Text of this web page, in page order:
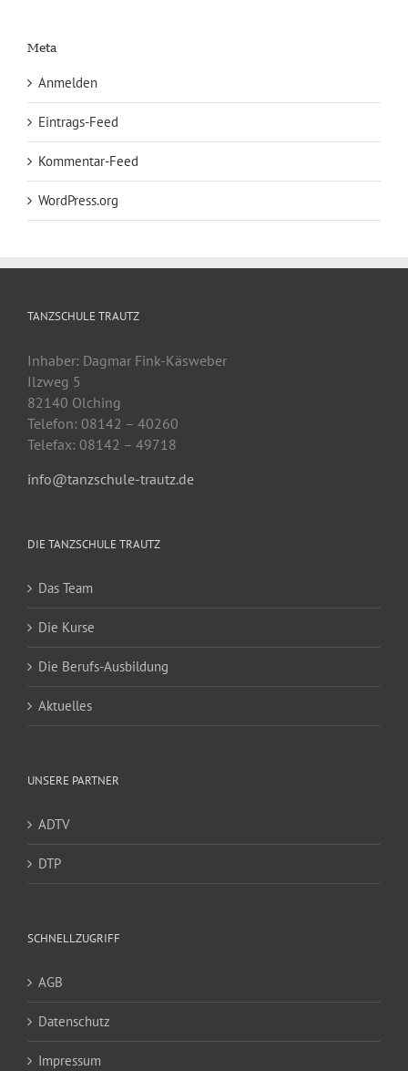
Meta
Anmelden
Eintrags-Feed
Kommentar-Feed
WordPress.org
TANZSCHULE TRAUTZ
Inhaber: Dagmar Fink-Käsweber
Ilzweg 5
82140 Olching
Telefon: 08142 – 40260
Telefax: 08142 – 49718
info@tanzschule-trautz.de
DIE TANZSCHULE TRAUTZ
Das Team
Die Kurse
Die Berufs-Ausbildung
Aktuelles
UNSERE PARTNER
ADTV
DTP
SCHNELLZUGRIFF
AGB
Datenschutz
Impressum